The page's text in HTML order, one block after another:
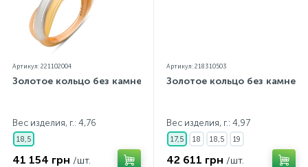
Артикул: 221102004
Золотое кольцо без камней
Вес изделия, г.: 4,76
18,5
41 154 грн /шт.
Артикул: 218310503
Золотое кольцо без камней
Вес изделия, г.: 4,97
17,5 18 18,5 19
42 611 грн /шт.